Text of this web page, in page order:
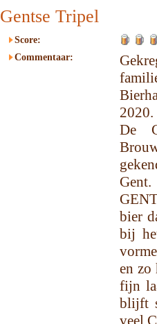
Gentse Tripel
Score:
Commentaar:
2020.
De
Gent.
bier
bij
en zo
fijn
blijft
veel